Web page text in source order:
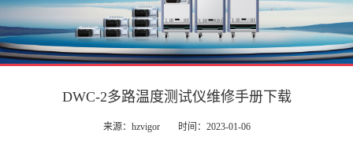
DWC-2多路温度测试仪维修手册下载
来源：hzvigor 时间：2023-01-06